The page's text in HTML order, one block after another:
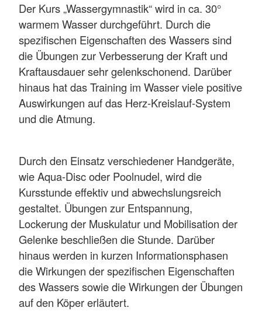
Der Kurs „Wassergymnastik“ wird in ca. 30°
warmem Wasser durchgeführt. Durch die
spezifischen Eigenschaften des Wassers sind
die Übungen zur Verbesserung der Kraft und
Kraftausdauer sehr gelenkschonend. Darüber
hinaus hat das Training im Wasser viele positive
Auswirkungen auf das Herz-Kreislauf-System
und die Atmung.
Durch den Einsatz verschiedener Handgeräte,
wie Aqua-Disc oder Poolnudel, wird die
Kursstunde effektiv und abwechslungsreich
gestaltet. Übungen zur Entspannung,
Lockerung der Muskulatur und Mobilisation der
Gelenke beschließen die Stunde. Darüber
hinaus werden in kurzen Informationsphasen
die Wirkungen der spezifischen Eigenschaften
des Wassers sowie die Wirkungen der Übungen
auf den Köper erläutert.